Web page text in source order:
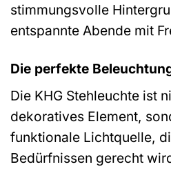
stimmungsvolle
entspannte Abende mit
Die perfekte
Die KHG Stehleuchte ist
dekoratives Element,
funktionale Lichtquelle,
Bedürfnissen gerecht